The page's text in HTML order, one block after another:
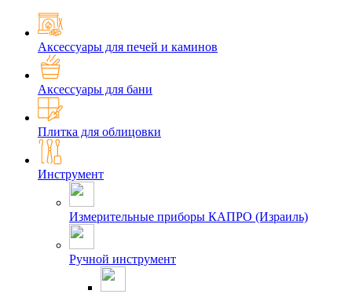
Аксессуары для печей и каминов
Аксессуары для бани
Плитка для облицовки
Инструмент
Измерительные приборы КАПРО (Израиль)
Ручной инструмент